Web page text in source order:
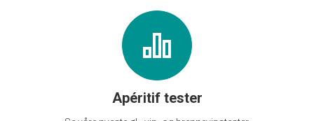
Apéritif tester